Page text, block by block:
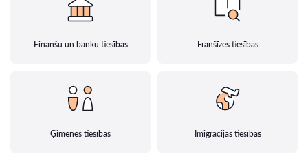
Finanšu un banku tiesības Franšīzes tiesības
Ģimenes tiesības Imigrācijas tiesības